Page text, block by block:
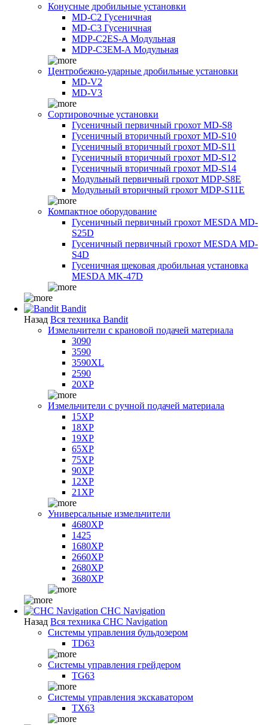
Конусные дробильные установки
MD-C2 Гусеничная
MD-C3 Гусеничная
MDP-C2ES-A Модульная
MDP-C3EM-A Модульная
Центробежно-ударные дробильные установки
MD-V2
MD-V3
Сортировочные установки
Гусеничный первичный грохот MD-S8
Гусеничный вторичный грохот MD-S10
Гусеничный вторичный грохот MD-S11
Гусеничный вторичный грохот MD-S12
Гусеничный вторичный грохот MD-S14
Модульный первичный грохот MDP-S8E
Модульный вторичный грохот MDP-S11E
Компактное оборудование
Гусеничный первичный грохот MESDA MD-
S25D
Гусеничный первичный грохот MESDA MD-
S4D
Гусеничная щековая дробильная установка
MESDA MK-47D
Bandit
Назад Вся техника Bandit
Измельчители с крановой подачей материала
3090
3590
3590XL
2590
20XP
Измельчители с ручной подачей материала
15XP
18XP
19XP
65XP
75XP
90XP
12XP
21XP
Универсальные измельчители
4680XP
1425
1680XP
2660XP
2680XP
3680XP
CHC Navigation
Назад Вся техника CHC Navigation
Системы управления бульдозером
TD63
Системы управления грейдером
TG63
Системы управления экскаватором
TX63